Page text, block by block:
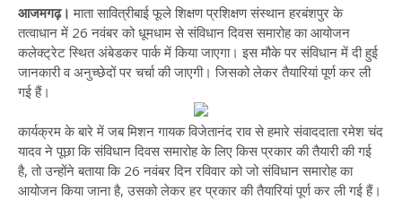
आजमगढ़।माता सावित्रीबाई फूले शिक्षण प्रशिक्षण संस्थान हरबंशपुर के
तत्वाधान में 26 नवंबर को धूमधाम से संविधान दिवस समारोह का आयोजन
कलेक्ट्रेट स्थित अंबेडकर पार्क में किया जाएगा। इस मौके पर संविधान में दी हुई
जानकारी व अनुच्छेदों पर चर्चा की जाएगी। जिसको लेकर तैयारियां पूर्ण कर ली
गई हैं।
कार्यक्रम के बारे में जब मिशन गायक विजेतानंद राव से हमारे संवाददाता रमेश चंद
यादव ने पूछा कि संविधान दिवस समारोह के लिए किस प्रकार की तैयारी की गई
है, तो उन्होंने बताया कि 26 नवंबर दिन रविवार को जो संविधान समारोह का
आयोजन किया जाना है, उसको लेकर हर प्रकार की तैयारियां पूर्ण कर ली गई हैं।